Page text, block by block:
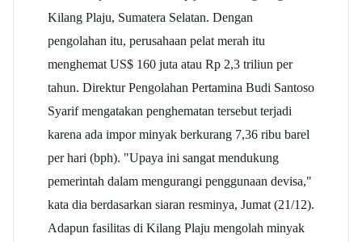
Kilang Plaju, Sumatera Selatan. Dengan
pengolahan itu, perusahaan pelat merah itu
menghemat US$ 160 juta atau Rp 2,3 triliun per
tahun. Direktur Pengolahan Pertamina Budi Santoso
Syarif mengatakan penghematan tersebut terjadi
karena ada impor minyak berkurang 7,36 ribu barel
per hari (bph). "Upaya ini sangat mendukung
pemerintah dalam mengurangi penggunaan devisa,"
kata dia berdasarkan siaran resminya, Jumat (21/12).
Adapun fasilitas di Kilang Plaju mengolah minyak